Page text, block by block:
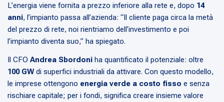
L’energia viene fornita a prezzo inferiore alla rete e, dopo 14
anni, l’impianto passa all’azienda: “Il cliente paga circa la metà
del prezzo di rete, noi rientriamo dell’investimento e poi
l’impianto diventa suo,” ha spiegato.
Il CFO Andrea Sbordoni ha quantificato il potenziale: oltre
100 GW di superfici industriali da attivare. Con questo modello,
le imprese ottengono energia verde a costo fisso e senza
rischiare capitale; per i fondi, significa creare insieme valore